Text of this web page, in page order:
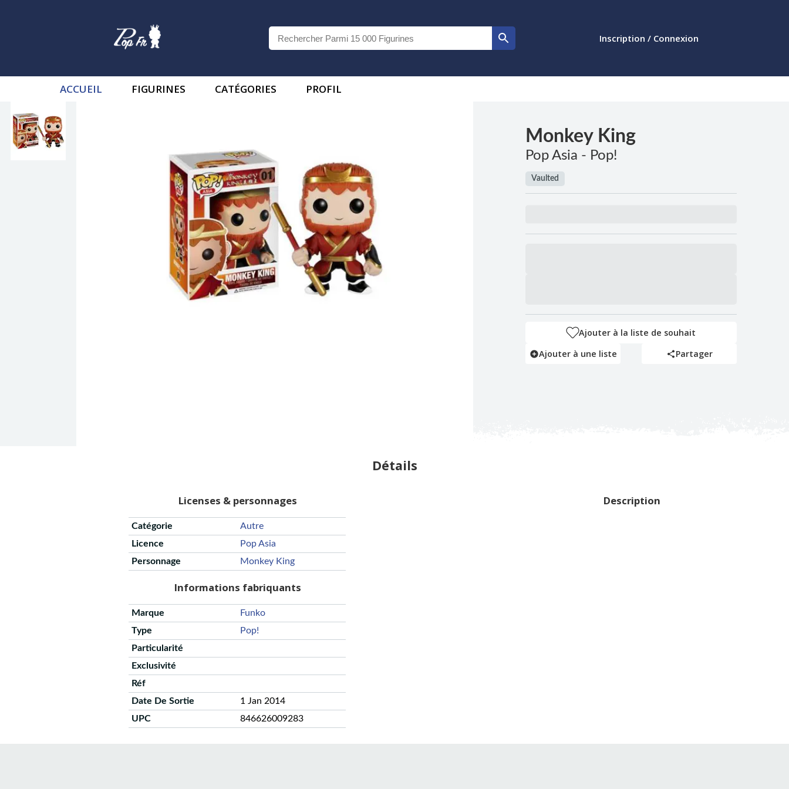
Inscription / Connexion
ACCUEIL FIGURINES CATÉGORIES PROFIL
Monkey King
Pop Asia - Pop!
Vaulted
Ajouter à la liste de souhait
Ajouter à une liste
Partager
Détails
Licenses & personnages
Catégorie
Autre
Licence
Pop Asia
Personnage
Monkey King
Informations fabriquants
Marque
Funko
Type
Pop!
Particularité
Exclusivité
Réf
Date De Sortie
1 Jan 2014
UPC
846626009283
Description